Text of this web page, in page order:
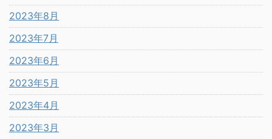
2023年8月
2023年7月
2023年6月
2023年5月
2023年4月
2023年3月